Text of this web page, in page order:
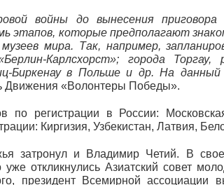
войны до вынесения приговора
этапов, которые предполагают
мира. Так, например,
Карлсхорст»; города
Биркенау в Польше и др. На
Движения «Волонтеры Победы».
регистрации в России:
Киргизия, Узбекистан, Латвия,
затронул и Владимир Четий. В
откликнулись Азиатский совет
президент Всемирной ассоциации